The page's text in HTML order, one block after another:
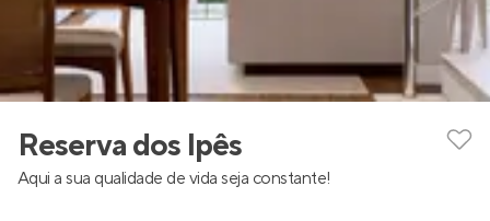
Reserva dos Ipês
Aqui a sua qualidade de vida seja constante!